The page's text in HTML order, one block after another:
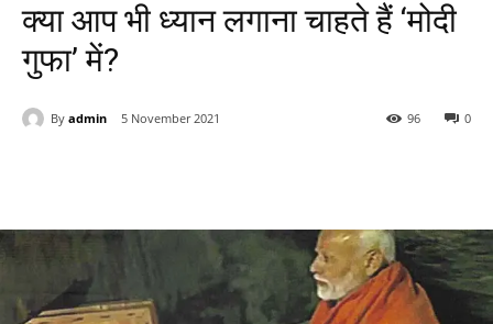
क्या आप भी ध्यान लगाना चाहते हैं ‘मोदी
गुफा’ में?
By admin 5 November 2021 0
96